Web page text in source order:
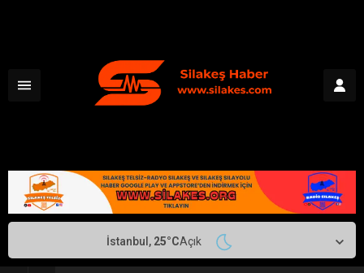
İstanbul, 25°CAçık